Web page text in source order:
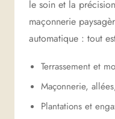
le soin et la
maçonnerie
automatique : tout
Terrassement et
Maçonnerie,
Plantations et